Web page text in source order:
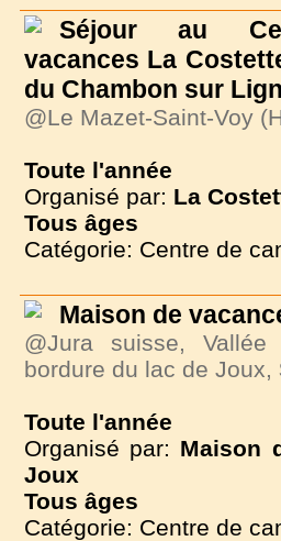
Séjour au
vacances La
du Chambon sur
@Le Mazet-Saint-Voy
Toute l'année
Organisé par: La
Tous âges
Catégorie: Centre de
Maison de
@Jura suisse,
bordure du lac de Joux,
Toute l'année
Organisé par: Maison
Joux
Tous âges
Catégorie: Centre de